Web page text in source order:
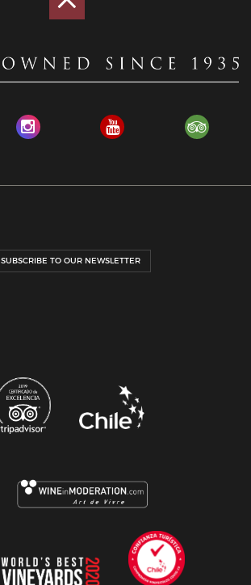
SUBSCRIBE TO OUR NEWSLETTER